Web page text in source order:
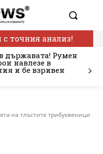
точния анализ!
държавата! Румен
навлезе в
и бе взривен
на тлъстите трибуквеници